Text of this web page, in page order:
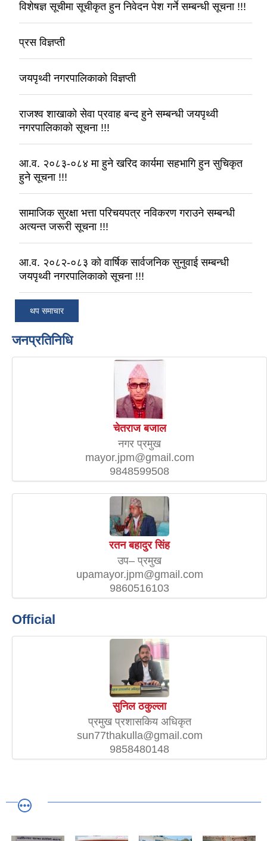
विशेषज्ञ सूचीमा सूचीकृत हुन निवेदन पेश गर्ने सम्बन्धी सूचना !!!
प्रस विज्ञप्ती
जयपृथ्वी नगरपालिकाको विज्ञप्ती
राजश्‍व शाखाको सेवा प्रवाह बन्द हुने सम्बन्धी जयपृथ्वी
नगरपालिकाको सूचना !!!
आ.व. २०८३-०८४ मा हुने खरिद कार्यमा सहभागि हुन सुचिकृत
हुने सूचना !!!
सामाजिक सुरक्षा भत्ता परिचयपत्र नविकरण गराउने सम्बन्धी
अत्यन्त जरूरी सूचना !!!
आ.व. २०८२-०८३ को वार्षिक सार्वजनिक सुनुवाई सम्बन्धी
जयपृथ्वी नगरपालिकाको सूचना !!!
थप समाचार
जनप्रतिनिधि
चेतराज बजाल
नगर प्रमुख
mayor.jpm@gmail.com
9848599508
रतन बहादुर सिंह
उप– प्रमुख
upamayor.jpm@gmail.com
9860516103
Official
सुनिल ठकुल्ला
प्रमुख प्रशासकिय अधिकृत
sun77thakulla@gmail.com
9858480148